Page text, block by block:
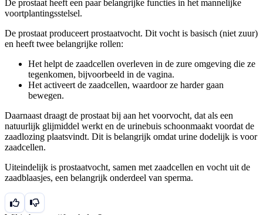
De prostaat heeft een paar belangrijke functies in het mannelijke
voortplantingsstelsel.
De prostaat produceert prostaatvocht. Dit vocht is basisch (niet zuur)
en heeft twee belangrijke rollen:
Het helpt de zaadcellen overleven in de zure omgeving die ze
tegenkomen, bijvoorbeeld in de vagina.
Het activeert de zaadcellen, waardoor ze harder gaan
bewegen.
Daarnaast draagt de prostaat bij aan het voorvocht, dat als een
natuurlijk glijmiddel werkt en de urinebuis schoonmaakt voordat de
zaadlozing plaatsvindt. Dit is belangrijk omdat urine dodelijk is voor
zaadcellen.
Uiteindelijk is prostaatvocht, samen met zaadcellen en vocht uit de
zaadblaasjes, een belangrijk onderdeel van sperma.